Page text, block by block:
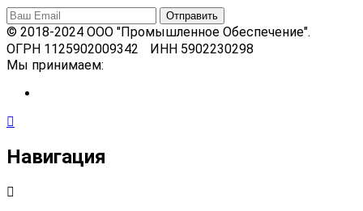
© 2018-2024 ООО "Промышленное Обеспечение".
ОГРН 1125902009342 ИНН 5902230298
Мы принимаем:
Навигация